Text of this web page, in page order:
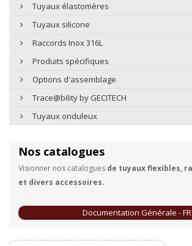
Tuyaux élastomères
Tuyaux silicone
Raccords Inox 316L
Produits spécifiques
Options d'assemblage
Trace@bility by GECITECH
Tuyaux onduleux
Nos catalogues
Visionner nos catalogues de tuyaux flexibles,
et divers accessoires.
Documentation Générale - FR